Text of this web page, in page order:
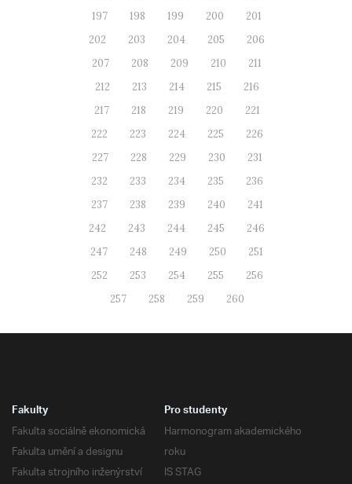
197
198 199 200
201
202
203 204 205
206
207
208 209 210
211
212
213 214 215
216
217
218 219 220
221
222
223 224 225
226
227
228 229 230
231
232
233 234 235
236
237
238 239 240
241
242
243 244 245
246
247
248 249 250
251
252
253 254 255
256
257
258 259 260
Fakulty
Fakulta sociálně ekonomická
Fakulta umění a designu
Fakulta strojního inženýrství
Pro studenty
Harmonogram akademického
roku
IS STAG